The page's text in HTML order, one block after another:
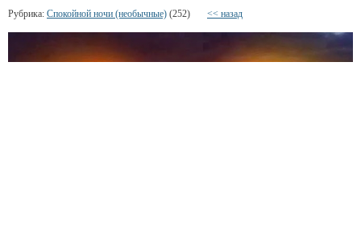
Рубрика: Спокойной ночи (необычные) (252) << назад